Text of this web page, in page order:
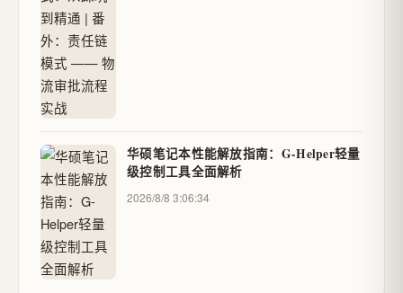
华硕笔记本性能解放指南：G-Helper轻量
级控制工具全面解析
2026/8/8 3:06:34